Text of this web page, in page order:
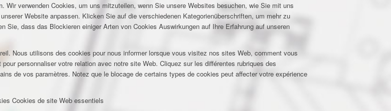
Wir verwenden Cookies, um uns mitzuteilen, wenn Sie unsere Websites besuchen, wie Sie mit uns
Website anpassen. Klicken Sie auf die verschiedenen Kategorienüberschriften, um mehr zu
Sie, dass das Blockieren einiger Arten von Cookies Auswirkungen auf Ihre Erfahrung auf unseren
Nous utilisons des cookies pour nous informer lorsque vous visitez nos sites Web, comment vous
personnaliser votre relation avec notre site Web. Cliquez sur les différentes rubriques des
de vos paramètres. Notez que le blocage de certains types de cookies peut affecter votre expérience
Cookies de site Web essentiels